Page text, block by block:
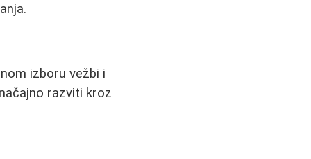
izboru vežbi i
razviti kroz